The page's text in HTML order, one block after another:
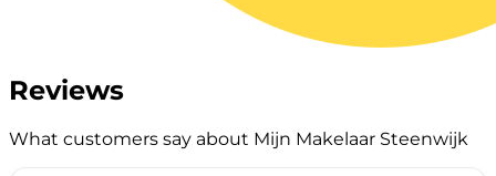
Reviews
What customers say about Mijn Makelaar Steenwijk